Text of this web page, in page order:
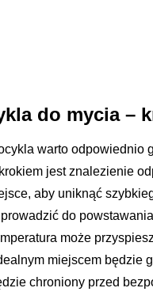
do mycia –
warto odpowiednio
jest znalezienie
aby uniknąć
do
może
miejscem będzie
chroniony przed